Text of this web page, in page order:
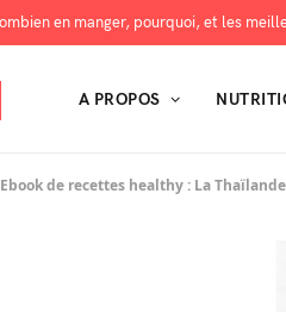
A PROPOS
Ebook de recettes healthy : La